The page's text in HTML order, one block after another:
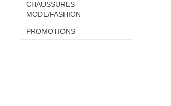
CHAUSSURES
MODE/FASHION
PROMOTIONS